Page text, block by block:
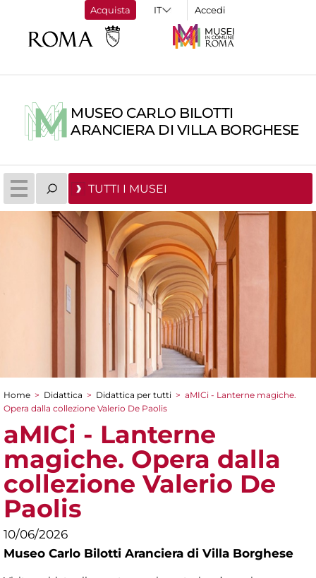
Acquista Accedi
MUSEO CARLO BILOTTI
ARANCIERA DI VILLA BORGHESE
TUTTI I MUSEI
Tu sei qui
Home > Didattica > Didattica per tutti > aMICi - Lanterne magiche.
Opera dalla collezione Valerio De Paolis
aMICi - Lanterne
magiche. Opera dalla
collezione Valerio De
Paolis
10/06/2026
Museo Carlo Bilotti Aranciera di Villa Borghese